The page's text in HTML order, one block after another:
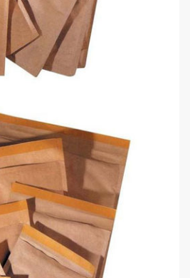
0,00 TL